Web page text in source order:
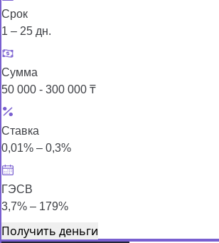
Срок
1 – 25 дн.
Сумма
50 000 - 300 000 ₸
Ставка
0,01% – 0,3%
ГЭСВ
3,7% – 179%
Получить деньги